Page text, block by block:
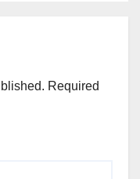
Required